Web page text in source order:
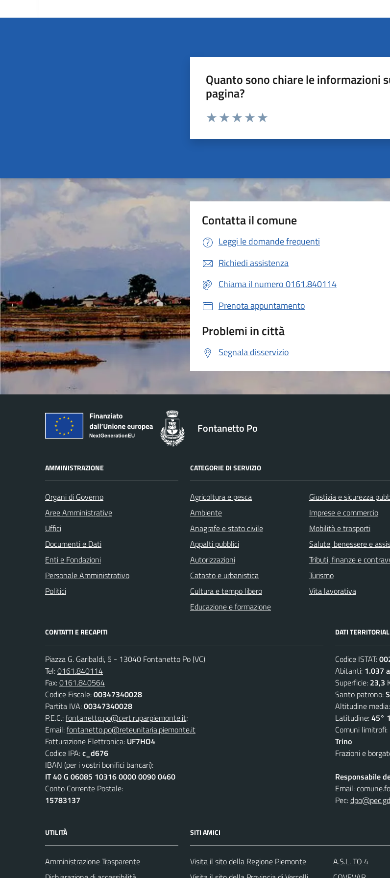
Quanto sono chiare le informazioni
pagina?
Valuta da 1 a 5 stelle la pagina
Contatta il comune
Leggi le domande frequenti
Richiedi assistenza
Chiama il numero 0161.840114
Prenota appuntamento
Problemi in città
Segnala disservizio
Fontanetto Po
AMMINISTRAZIONE
Organi di Governo
Aree Amministrative
Uffici
Documenti e Dati
Enti e Fondazioni
Personale Amministrativo
Politici
CATEGORIE DI SERVIZIO
Agricoltura e pesca
Ambiente
Anagrafe e stato civile
Appalti pubblici
Autorizzazioni
Catasto e urbanistica
Cultura e tempo libero
Educazione e formazione
Giustizia e sicurezza
Imprese e commercio
Mobilità e trasporti
Salute, benessere e
Tributi, finanze e
Turismo
Vita lavorativa
CONTATTI E RECAPITI
Piazza G. Garibaldi, 5 - 13040 Fontanetto Po (VC)
Tel:0161.840114
Fax:0161.840564
Codice Fiscale:00347340028
Partita IVA:00347340028
P.E.C.:fontanetto.po@cert.ruparpiemonte.it;
Email:fontanetto.po@reteunitaria.piemonte.it
Fatturazione Elettronica: UF7HO4
Codice IPA:c_d676
IBAN (per i vostri bonifici bancari):
IT 40 G 06085 10316 0000 0090 0460
Conto Corrente Postale:
15783137
DATI
Codice ISTAT:
Abitanti: 1.037
Superficie: 23,3
Santo patrono:
Altitudine media:
Latitudine:45°
Comuni limitrofi:
Trino
Frazioni e
Responsabile
Email:
Pec:
UTILITÀ
Amministrazione Trasparente
SITI AMICI
Visita il sito della Regione Piemonte
A.S.L. TO 4